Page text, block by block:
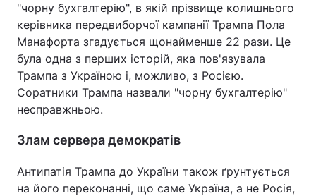
"чорну бухгалтерію", в якій прізвище колишнього
керівника передвиборчої кампанії Трампа Пола
Манафорта згадується щонайменше 22 рази. Це
була одна з перших історій, яка пов'язувала
Трампа з Україною і, можливо, з Росією.
Соратники Трампа назвали "чорну бухгалтерію"
несправжньою.
Злам сервера демократів
Антипатія Трампа до України також ґрунтується
на його переконанні, що саме Україна, а не Росія,